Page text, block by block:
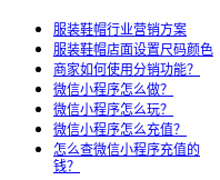
服装鞋帽行业营销方案
服装鞋帽店面设置尺码颜色
商家如何使用分销功能？
微信小程序怎么做？
微信小程序怎么玩？
微信小程序怎么充值？
怎么查微信小程序充值的
钱？